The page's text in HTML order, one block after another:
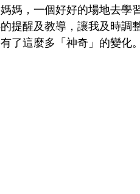
媽，一個好好的場地去學
提醒及教導，讓我及時調
了這麼多「神奇」的變化。